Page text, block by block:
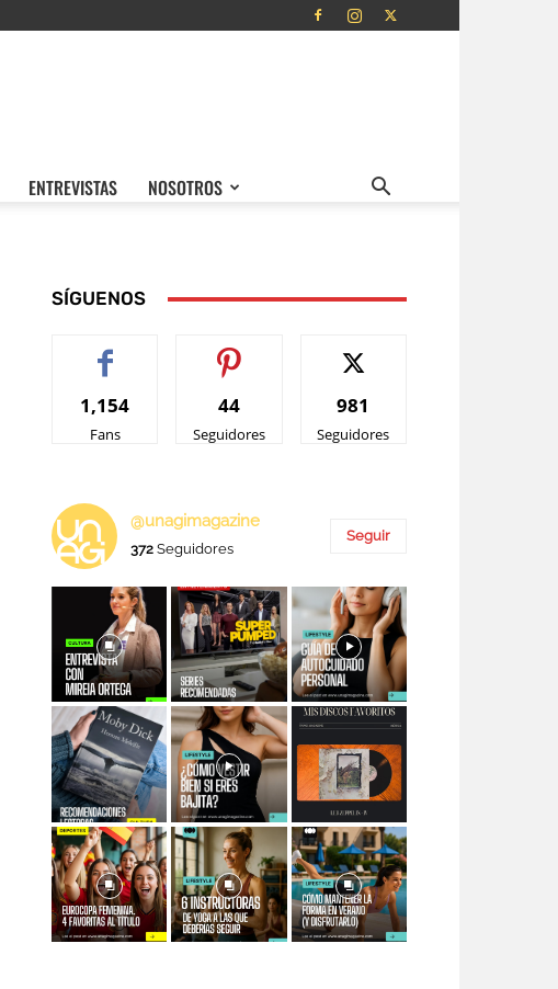
ENTREVISTAS NOSOTROS
SÍGUENOS
1,154
Fans
44
Seguidores
981
Seguidores
@unagimagazine
372 Seguidores
Seguir